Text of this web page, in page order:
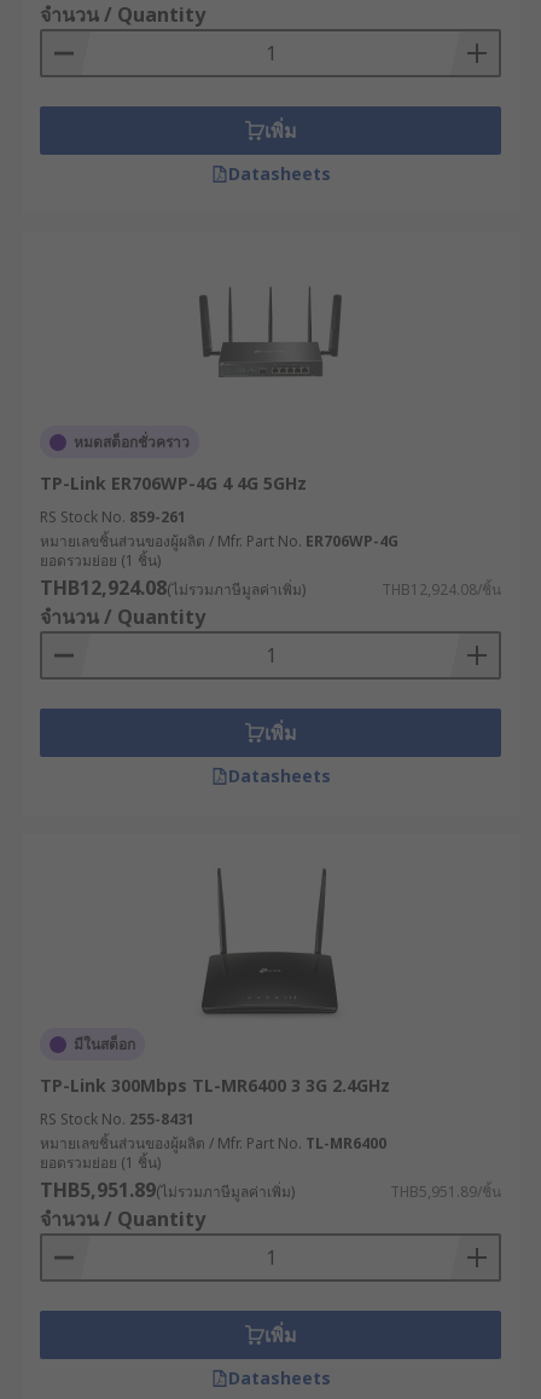
ความเร็วที่รองรับ : ตรวจสอบว่าเราเตอร์
อินเทอร์เน็ตสามารถรองรับความเร็วของบริการ
อินเทอร์เน็ตที่ใช้งาน ไม่ว่าจะเป็น 3G, 4G หรือ
5G เพื่อหลีกเลี่ยงปัญหาความล่าช้าหรือการเชื่อม
จำนวนอุปกรณ์ที่เชื่อมต่อ : พิจารณาจำนวน
คุณสมบัติด้านความปลอดภัย : เลือกเราเตอร์
กระจายสัญญาณ WiFi ที่มีระบบรักษาความ
ปลอดภัยที่แข็งแรง เช่น การเข้ารหัสแบบ WEP
ประเมินสภาพแวดล้อมการใช้งาน : พิจารณาว่า
เราเตอร์จะถูกติดตั้งในสภาพแวดล้อมแบบใด มี
ความเสี่ยงต่อความร้อน ความชื้น ฝุ่น หรือการ
สั่นสะเทือนหรือไม่ เพื่อเลือกเราเตอร์ที่มีระดับ
การป้องกัน (IP Rating) ที่เหมาะสม
วิเคราะห์ความต้องการด้านการเชื่อมต่อ :
ประเมินว่าต้องการเชื่อมต่อผ่านช่องทางใดบ้าง
เช่น อีเทอร์เน็ต, 4G/5G, Wi-Fi หรือเทคโนโลยีอื่น
กำหนดความต้องการด้านแบนด์วิดท์ : คำนวณ
ปริมาณข้อมูลที่จะถูกส่งผ่านอุปกรณ์เครือข่าย
พิจารณาฟีเจอร์ด้านความปลอดภัย : ตรวจสอบว่า
เราเตอร์ไร้สายมีระบบความปลอดภัยที่จำเป็น
เช่น VPN, Firewall, การเข้ารหัสข้อมูล หรือ
ระบบตรวจจับและป้องกันการบุกรุก
ตรวจสอบการรองรับโปรโตคอลเฉพาะทาง : หาก
ระบบของคุณใช้โปรโตคอลเฉพาะทาง
อุตสาหกรรม เช่น Modbus, Profinet หรือ OPC
UA ควรเลือกโมเด็ม WiFi ที่รองรับหรือสามารถ
ปรับแต่งให้ทำงานร่วมกันได้
คำนึงถึงความง่ายในการบริหารจัดการ :
พิจารณาว่าเราเตอร์มีระบบบริหารจัดการที่ใช้
งานง่ายหรือไม่ สามารถจัดการผ่านเว็บอินเท
อร์เฟซหรือซอฟต์แวร์จัดการแบบรวมศูนย์ได้หรือ
ไม่
ซื้อแล้ว ควรพิจารณาต้นทุนการใช้งานตลอดอายุ
การใช้งาน (TCO) ซึ่งรวมถึงค่าบำรุงรักษา, การ
อัพเกรดซอฟต์แวร์ และการสนับสนุนทางเทคนิค
จำนวน / Quantity
เพิ่ม
Datasheets
หมดสต็อกชั่วคราว
TP-Link ER706WP-4G 4 4G 5GHz
RS Stock No. 859-261
หมายเลขชิ้นส่วนของผู้ผลิต / Mfr. Part No. ER706WP-4G
ยอดรวมย่อย (1 ชิ้น)
THB12,924.08(ไม่รวมภาษีมูลค่าเพิ่ม) THB12,924.08/ชิ้น
จำนวน / Quantity
เพิ่ม
Datasheets
มีในสต็อก
TP-Link 300Mbps TL-MR6400 3 3G 2.4GHz
RS Stock No. 255-8431
หมายเลขชิ้นส่วนของผู้ผลิต / Mfr. Part No. TL-MR6400
ยอดรวมย่อย (1 ชิ้น)
THB5,951.89(ไม่รวมภาษีมูลค่าเพิ่ม) THB5,951.89/ชิ้น
จำนวน / Quantity
เพิ่ม
Datasheets